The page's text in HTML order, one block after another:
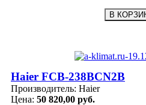
Haier FCB-238BCN2B
Производитель: Haier
Цена: 50 820,00 руб.